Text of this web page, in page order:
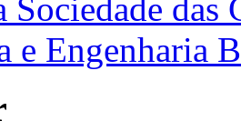
Sociedade
e Engenharia